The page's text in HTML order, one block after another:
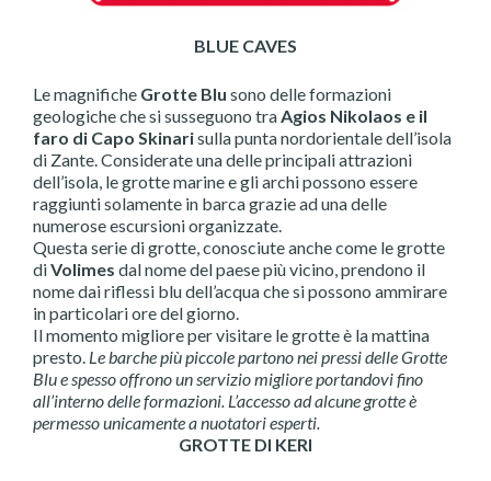
BLUE CAVES
Le magnifiche Grotte Blu sono delle formazioni
geologiche che si susseguono traAgios Nikolaos e il
faro di Capo Skinarisulla punta nordorientale dell’isola
di Zante. Considerate una delle principali attrazioni
dell’isola, le grotte marine e gli archi possono essere
raggiunti solamente in barca grazie ad una delle
numerose escursioni organizzate.
Questa serie di grotte, conosciute anche come le grotte
diVolimes dal nome del paese più vicino, prendono il
nome dai riflessi blu dell’acqua che si possono ammirare
in particolari ore del giorno.
Il momento migliore per visitare le grotte è la mattina
presto. Le barche più piccole partono nei pressi delle Grotte
Blu e spesso offrono un servizio migliore portandovi fino
all’interno delle formazioni. L’accesso ad alcune grotte è
permesso unicamente a nuotatori esperti.
GROTTE DI KERI